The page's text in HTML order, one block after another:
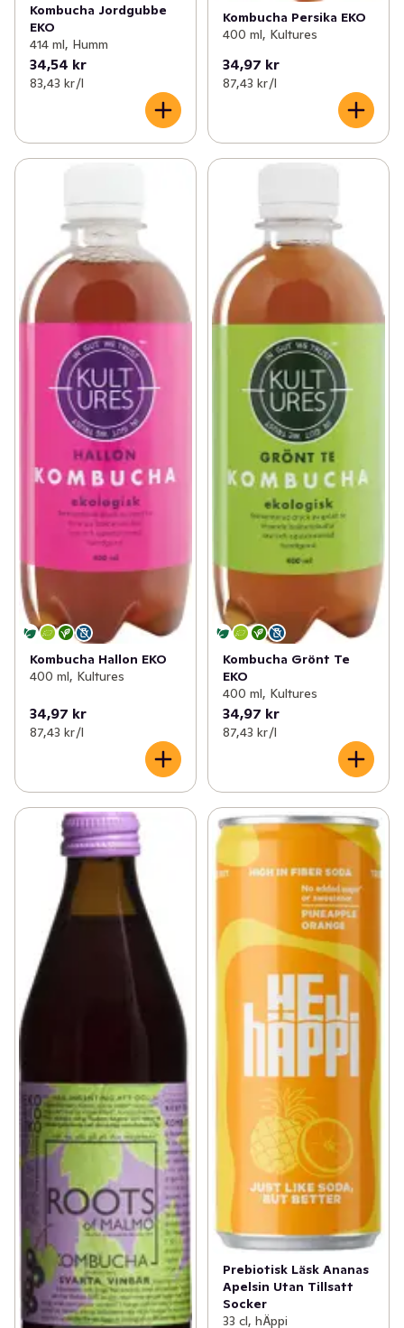
Kombucha Jordgubbe
EKO
414 ml, Humm
34,54 kr
83,43 kr /l
Kombucha Persika EKO
400 ml, Kultures
34,97 kr
87,43 kr /l
Kombucha Hallon EKO
400 ml, Kultures
34,97 kr
87,43 kr /l
Kombucha Grönt Te
EKO
400 ml, Kultures
34,97 kr
87,43 kr /l
Prebiotisk Läsk Ananas
Apelsin Utan Tillsatt
Socker
33 cl, hÄppi